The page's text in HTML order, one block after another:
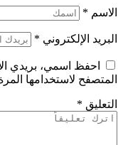
الاسم *
البريد الإلكتروني *
احفظ اسمي، بريدي
المتصفح لاستخدامها
التعليق *